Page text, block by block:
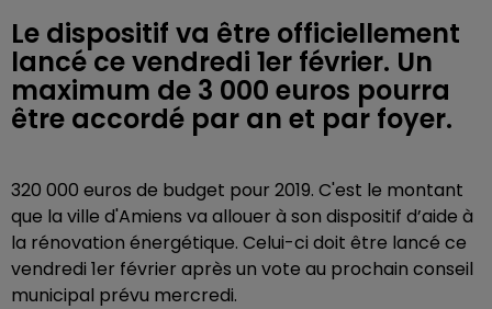
Le dispositif va être officiellement
lancé ce vendredi 1er février. Un
maximum de 3 000 euros pourra
être accordé par an et par foyer.
320 000 euros de budget pour 2019. C'est le montant
que la ville d'Amiens va allouer à son dispositif d’aide à
la rénovation énergétique. Celui-ci doit être lancé ce
vendredi 1er février après un vote au prochain conseil
municipal prévu mercredi.